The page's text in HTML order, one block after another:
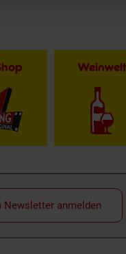
Weinwelt
Newsletter anmelden